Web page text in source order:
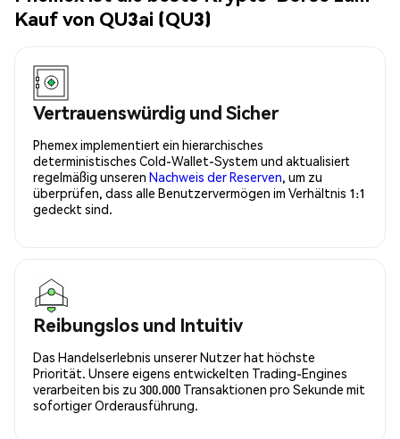
Kauf von QU3ai (QU3)
Vertrauenswürdig und Sicher
Phemex implementiert ein hierarchisches
deterministisches Cold-Wallet-System und aktualisiert
regelmäßig unseren Nachweis der Reserven, um zu
überprüfen, dass alle Benutzervermögen im Verhältnis 1:1
gedeckt sind.
Reibungslos und Intuitiv
Das Handelserlebnis unserer Nutzer hat höchste
Priorität. Unsere eigens entwickelten Trading-Engines
verarbeiten bis zu 300.000 Transaktionen pro Sekunde mit
sofortiger Orderausführung.